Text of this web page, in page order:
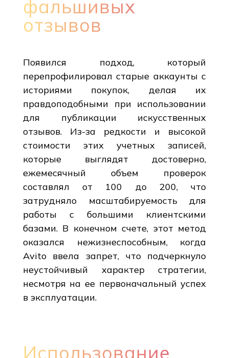
фальшивых
отзывов
Появился подход, который
перепрофилировал старые аккаунты с
историями покупок, делая их
правдоподобными при использовании
для публикации искусственных
отзывов. Из-за редкости и высокой
стоимости этих учетных записей,
которые выглядят достоверно,
ежемесячный объем проверок
составлял от 100 до 200, что
затрудняло масштабируемость для
работы с большими клиентскими
базами. В конечном счете, этот метод
оказался нежизнеспособным, когда
Avito ввела запрет, что подчеркнуло
неустойчивый характер стратегии,
несмотря на ее первоначальный успех
в эксплуатации.
Использование